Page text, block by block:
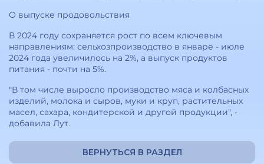
О выпуске продовольствия
В 2024 году сохраняется рост по всем ключевым
направлениям: сельхозпроизводство в январе - июле
2024 года увеличилось на 2%, а выпуск продуктов
питания - почти на 5%.
"В том числе выросло производство мяса и колбасных
изделий, молока и сыров, муки и круп, растительных
масел, сахара, кондитерской и другой продукции", -
добавила Лут.
ВЕРНУТЬСЯ В РАЗДЕЛ